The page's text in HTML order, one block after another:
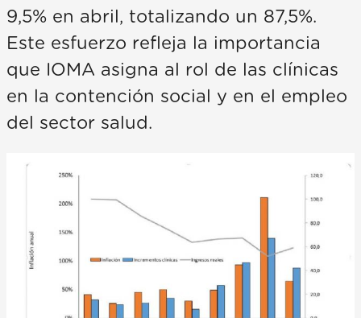
9,5% en abril, totalizando un 87,5%.
Este esfuerzo refleja la importancia
que IOMA asigna al rol de las clínicas
en la contención social y en el empleo
del sector salud.